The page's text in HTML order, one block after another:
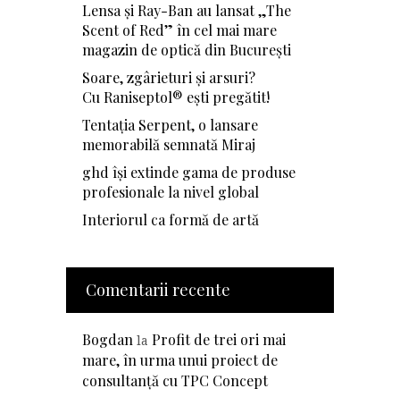
Lensa și Ray-Ban au lansat „The
Scent of Red” în cel mai mare
magazin de optică din București
Soare, zgârieturi și arsuri?
Cu Raniseptol® ești pregătit!
Tentația Serpent, o lansare
memorabilă semnată Miraj
ghd își extinde gama de produse
profesionale la nivel global
Interiorul ca formă de artă
Comentarii recente
Bogdan la Profit de trei ori mai
mare, în urma unui proiect de
consultanță cu TPC Concept